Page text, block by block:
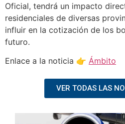
Oficial, tendrá un impacto
residenciales de diversas
influir en la cotización de los
futuro.
Enlace a la noticia 👉 Ámbito
VER TODAS LAS